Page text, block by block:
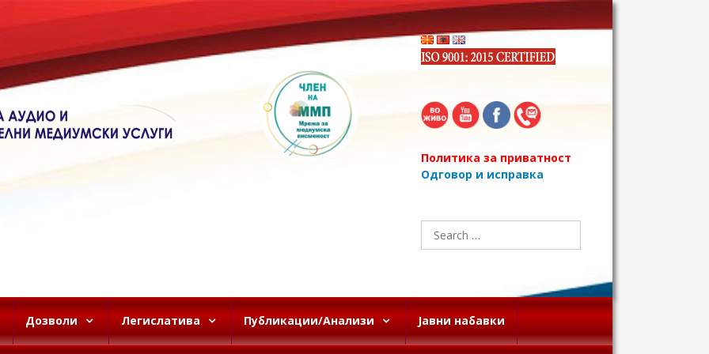
Политика за приватност
Одговор и исправка
Search
for:
Дозволи Легислатива Публикации/Анализи Јавни набавки